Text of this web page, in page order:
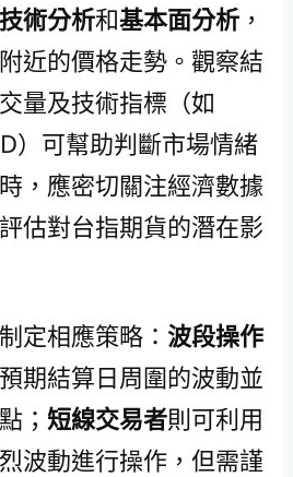
技術分析和基本面分析，
近的價格走勢。觀察結
量及技術指標（如
）可幫助判斷市場情緒
，應密切關注經濟數據
估對台指期貨的潛在影
定相應策略： 波段操作
期結算日周圍的波動並
； 短線交易者則可利用
波動進行操作，但需謹